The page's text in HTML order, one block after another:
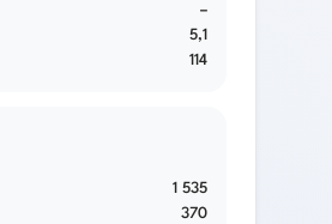
–
5,1
114
1 535
370